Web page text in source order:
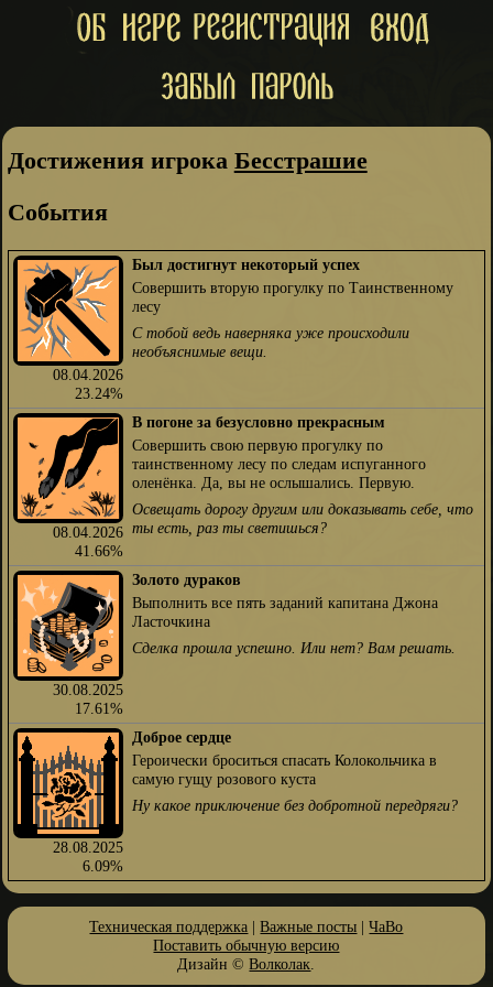
Достижения игрока Бесстрашие
События
08.04.2026
23.24%
Был достигнут некоторый успех
Совершить вторую прогулку по Таинственному
лесу
С тобой ведь наверняка уже происходили
необъяснимые вещи.
08.04.2026
41.66%
В погоне за безусловно прекрасным
Совершить свою первую прогулку по
таинственному лесу по следам испуганного
оленёнка. Да, вы не ослышались. Первую.
Освещать дорогу другим или доказывать себе, что
ты есть, раз ты светишься?
30.08.2025
17.61%
Золото дураков
Выполнить все пять заданий капитана Джона
Ласточкина
Сделка прошла успешно. Или нет? Вам решать.
28.08.2025
6.09%
Доброе сердце
Героически броситься спасать Колокольчика в
самую гущу розового куста
Ну какое приключение без добротной передряги?
Техническая поддержка |Важные посты |ЧаВо
Поставить обычную версию
Дизайн ©Волколак